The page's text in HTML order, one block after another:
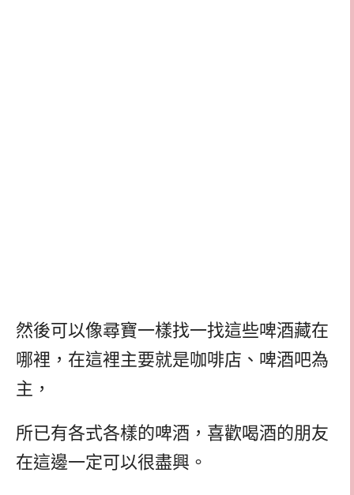
然後可以像尋寶一樣找一找這些啤酒藏在
哪裡，在這裡主要就是咖啡店、啤酒吧為
主，
所已有各式各樣的啤酒，喜歡喝酒的朋友
在這邊一定可以很盡興。